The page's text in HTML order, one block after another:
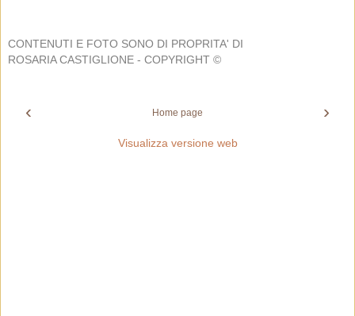
CONTENUTI E FOTO SONO DI PROPRITA' DI
ROSARIA CASTIGLIONE - COPYRIGHT ©
‹ ›
Home page
Visualizza versione web